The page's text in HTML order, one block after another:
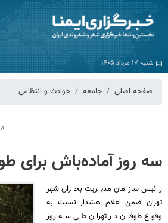
شنبه ۱۷ مرداد ۱۴۰۵
صفحه اصلی جامعه حوادث و انتظامی
۸ اردیبهشت ۱۴۰۴ - ۱۸:۲۳
سه روز آماده‌باش برای
رئیس سازمان مدیریت بحران شهر
تهران ضمن اعلام هشدار نسبت به
وقوع طوفان در تهران طی سه روز